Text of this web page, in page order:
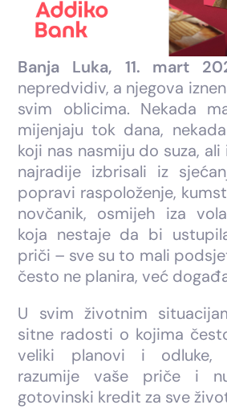
Banja Luka, 11. mart
nepredvidiv, a njegova
svim oblicima. Nekada
mijenjaju tok dana,
koji nas nasmiju do suza,
najradije izbrisali iz
popravi raspoloženje,
novčanik, osmijeh iza
koja nestaje da bi
priči – sve su to mali
često ne planira, već
U svim životnim
sitne radosti o kojima
veliki planovi i odluke,
razumije vaše priče i
gotovinski kredit za sve